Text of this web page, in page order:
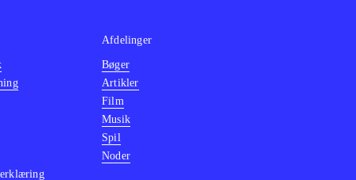
Afdelinger
Bøger
Artikler
Film
Musik
Spil
Noder